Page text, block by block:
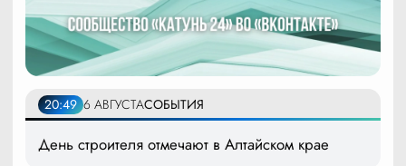
20:49 6 АВГУСТАСОБЫТИЯ
День строителя отмечают в Алтайском крае